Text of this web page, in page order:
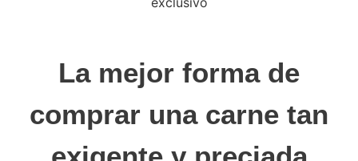
La mejor forma de
comprar una carne tan